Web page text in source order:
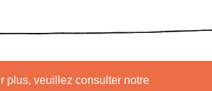
plus, veuillez consulter notre